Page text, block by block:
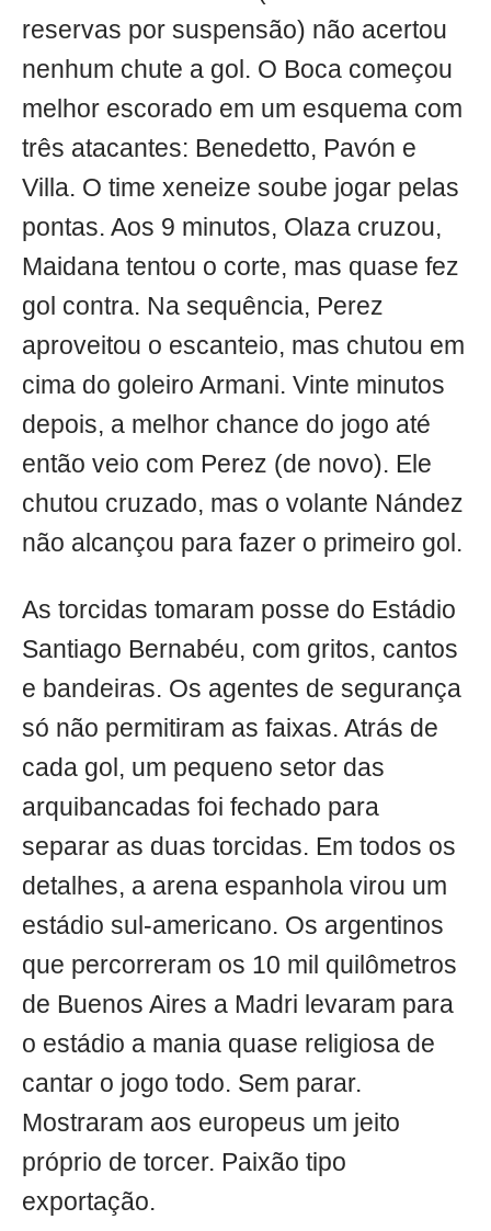
reservas por suspensão) não acertou
nenhum chute a gol. O Boca começou
melhor escorado em um esquema com
três atacantes: Benedetto, Pavón e
Villa. O time xeneize soube jogar pelas
pontas. Aos 9 minutos, Olaza cruzou,
Maidana tentou o corte, mas quase fez
gol contra. Na sequência, Perez
aproveitou o escanteio, mas chutou em
cima do goleiro Armani. Vinte minutos
depois, a melhor chance do jogo até
então veio com Perez (de novo). Ele
chutou cruzado, mas o volante Nández
não alcançou para fazer o primeiro gol.
As torcidas tomaram posse do Estádio
Santiago Bernabéu, com gritos, cantos
e bandeiras. Os agentes de segurança
só não permitiram as faixas. Atrás de
cada gol, um pequeno setor das
arquibancadas foi fechado para
separar as duas torcidas. Em todos os
detalhes, a arena espanhola virou um
estádio sul-americano. Os argentinos
que percorreram os 10 mil quilômetros
de Buenos Aires a Madri levaram para
o estádio a mania quase religiosa de
cantar o jogo todo. Sem parar.
Mostraram aos europeus um jeito
próprio de torcer. Paixão tipo
exportação.